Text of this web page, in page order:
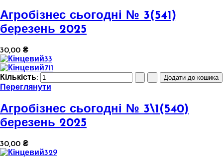
Агробізнес сьогодні № 3(541)
березень 2025
30,00 ₴
Кількість:
Переглянути
Агробізнес сьогодні № 3\1(540)
березень 2025
30,00 ₴